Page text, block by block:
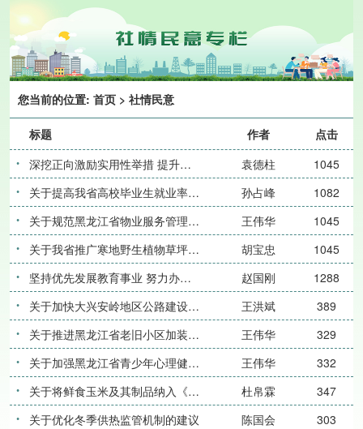
您当前的位置: 首页 > 社情民意
标题 作者
点击
深挖正向激励实用性举措 提升养老服务职业吸引力
袁德柱
1045
关于提高我省高校毕业生就业率的调研及建议
孙占峰
1082
关于规范黑龙江省物业服务管理 提升居民满意度的建议
王伟华
1045
关于我省推广寒地野生植物草坪以应对气候挑战及节约市政经费的建议
胡宝忠
1045
坚持优先发展教育事业 努力办好人民满意教育
赵国刚
1288
关于加快大兴安岭地区公路建设筑牢生态安全防线的建议
王洪斌
389
关于推进黑龙江省老旧小区加装电梯及消防设施升级的建议
王伟华
329
关于加强黑龙江省青少年心理健康教育体系建设的建议
王伟华
332
关于将鲜食玉米及其制品纳入《农产品精深加工产品指导目录》享受相关政策的建议
杜帛霖
347
关于优化冬季供热监管机制的建议
陈国会
303